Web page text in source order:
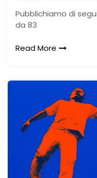
Pubblichiamo di
da 83
Read More